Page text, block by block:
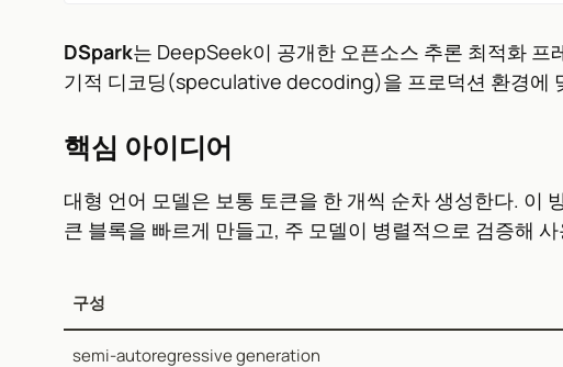
DSpark는 DeepSeek이 공개한 오픈소스 추론 최적화
기적 디코딩(speculative decoding)을 프로덕션 환경에
핵심 아이디어
대형 언어 모델은 보통 토큰을 한 개씩 순차 생성한다. 이
큰 블록을 빠르게 만들고, 주 모델이 병렬적으로 검증해
구성
semi-autoregressive generation